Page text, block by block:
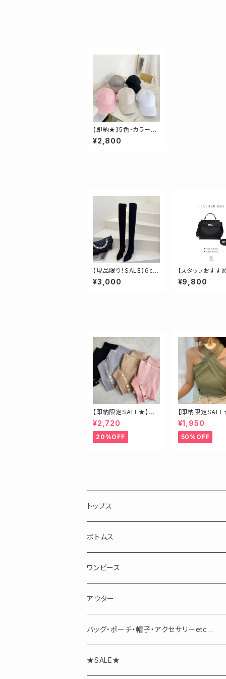
【即納★】5色・カラーキ
ャップ
¥2,800
【現品限り！SALE】6cm
ヒールスエード調ニー
ハイロングブーツ 23.
¥3,000
【スタッフおすす
センターバッグル
¥9,800
【即納限定SALE★】ベ
ージュ・ゴールド釦ハイ
ネックニット
¥2,720
20%OFF
【即納限定
ロスベアトップス
¥1,950
50%OFF
トップス
長袖
半袖・ノースリーブ
ボトムス
スカート
パンツ
ワンピース
アウター
バッグ・ポーチ・帽子・アクセサリーetc...
アクセサリー
★SALE★